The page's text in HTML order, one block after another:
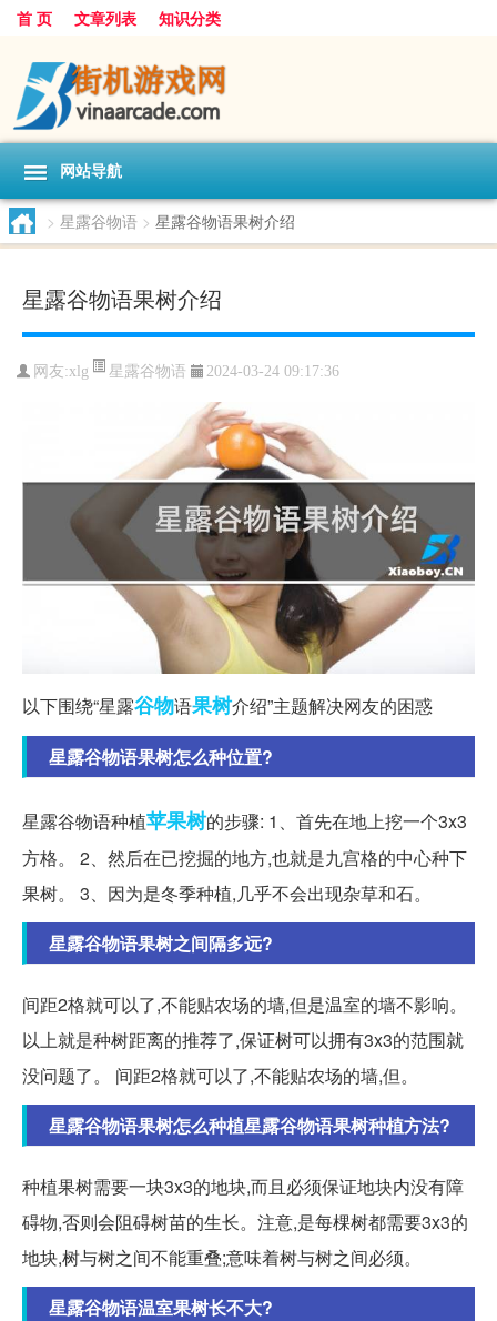
首 页 文章列表 知识分类
网站导航
> 星露谷物语 > 星露谷物语果树介绍
星露谷物语果树介绍
网友:xlg 星露谷物语 2024-03-24 09:17:36
以下围绕“星露谷物语果树介绍”主题解决网友的困惑
星露谷物语果树怎么种位置?
星露谷物语种植苹果树的步骤: 1、首先在地上挖一个3x3
方格。 2、然后在已挖掘的地方,也就是九宫格的中心种下
果树。 3、因为是冬季种植,几乎不会出现杂草和石。
星露谷物语果树之间隔多远?
间距2格就可以了,不能贴农场的墙,但是温室的墙不影响。
以上就是种树距离的推荐了,保证树可以拥有3x3的范围就
没问题了。 间距2格就可以了,不能贴农场的墙,但。
星露谷物语果树怎么种植星露谷物语果树种植方法?
种植果树需要一块3x3的地块,而且必须保证地块内没有障
碍物,否则会阻碍树苗的生长。注意,是每棵树都需要3x3的
地块,树与树之间不能重叠;意味着树与树之间必须。
星露谷物语温室果树长不大?